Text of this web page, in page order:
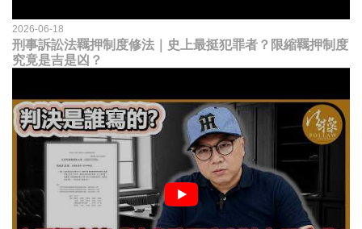
2026-06-18
刑事訴訟法羈押制度修法｜史上最挺犯罪者？限縮羈押制度
究竟是吉是凶？